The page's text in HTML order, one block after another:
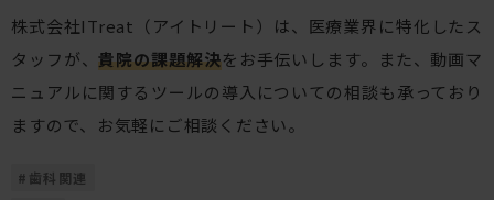
株式会社ITreat（アイトリート）は、医療業界に特化したス
タッフが、貴院の課題解決をお手伝いします。また、動画マ
ニュアルに関するツールの導入についての相談も承っており
ますので、お気軽にご相談ください。
# 歯科関連